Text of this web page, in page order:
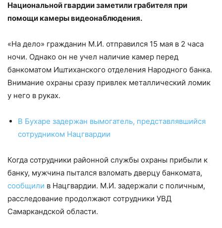
Национальной гвардии заметили грабителя при
помощи камеры видеонаблюдения.
«На дело» гражданин М.И. отправился 15 мая в 2 часа
ночи. Однако он не учел наличие камер перед
банкоматом Иштиханского отделения Народного банка.
Внимание охраны сразу привлек металлический ломик
у него в руках.
В Бухаре задержан вымогатель, представлявшийся
сотрудником Нацгвардии
Когда сотрудники районной службы охраны прибыли к
банку, мужчина пытался взломать дверцу банкомата,
сообщили в Нацгвардии. М.И. задержали с поличным,
расследование продолжают сотрудники УВД
Самаркандской области.